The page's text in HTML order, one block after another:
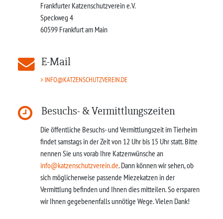
Frankfurter Katzenschutzverein e.V.
Speckweg 4
60599 Frankfurt am Main
E-Mail
INFO@KATZENSCHUTZVEREIN.DE
Besuchs- & Vermittlungszeiten
Die öffentliche Besuchs- und Vermittlungszeit im Tierheim
findet samstags in der Zeit von 12 Uhr bis 15 Uhr statt. Bitte
nennen Sie uns vorab Ihre Katzenwünsche an
info@katzenschutzverein.de. Dann können wir sehen, ob
sich möglicherweise passende Miezekatzen in der
Vermittlung befinden und Ihnen dies mitteilen. So ersparen
wir Ihnen gegebenenfalls unnötige Wege. Vielen Dank!